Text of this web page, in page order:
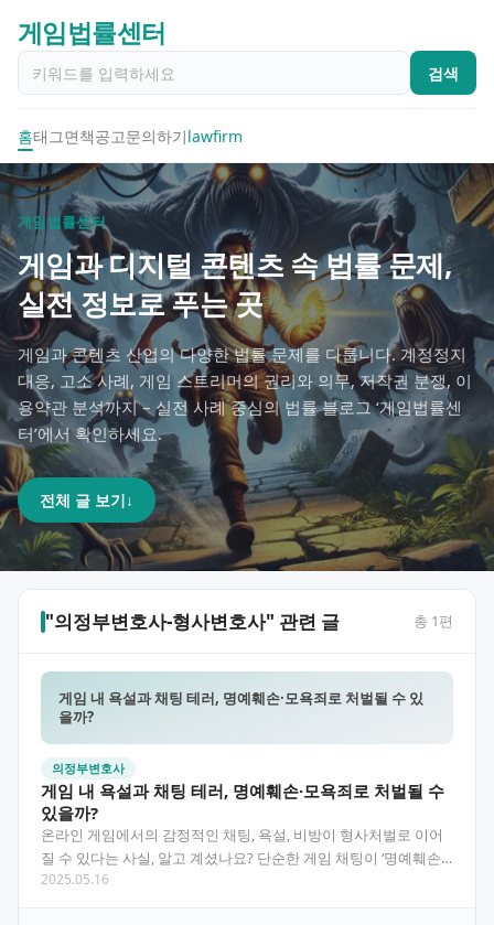
게임법률센터
검색
홈태그면책공고문의하기lawfirm
게임법률센터
게임과 디지털 콘텐츠 속 법률 문제,
실전 정보로 푸는 곳
게임과 콘텐츠 산업의 다양한 법률 문제를 다룹니다. 계정정지
대응, 고소 사례, 게임 스트리머의 권리와 의무, 저작권 분쟁, 이
용약관 분석까지 – 실전 사례 중심의 법률 블로그 ‘게임법률센
터’에서 확인하세요.
전체 글 보기↓
"의정부변호사-형사변호사" 관련 글 총 1편
게임 내 욕설과 채팅 테러, 명예훼손·모욕죄로 처벌될 수 있
을까?
의정부변호사
게임 내 욕설과 채팅 테러, 명예훼손·모욕죄로 처벌될 수
있을까?
온라인 게임에서의 감정적인 채팅, 욕설, 비방이 형사처벌로 이어
질 수 있다는 사실, 알고 계셨나요? 단순한 게임 채팅이 ‘명예훼손
죄’, ‘모욕죄’로 고소되어 처벌받는 사례가 늘고…
2025.05.16